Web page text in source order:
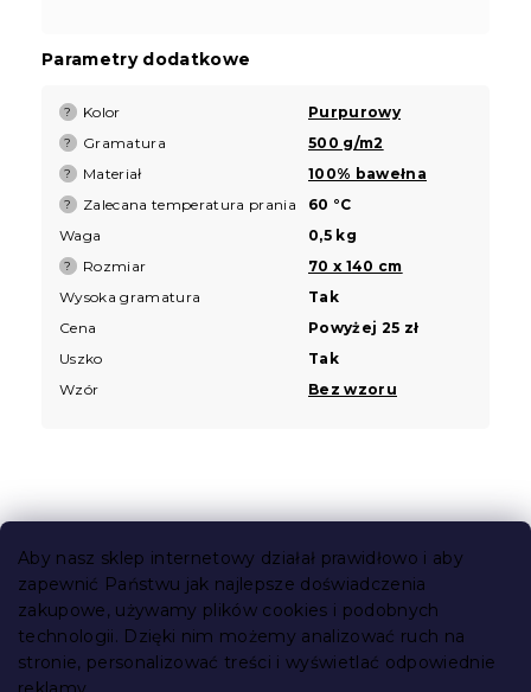
Aby nasz sklep internetowy działał prawidłowo i aby
zapewnić Państwu jak najlepsze doświadczenia
zakupowe, używamy plików cookies i podobnych
technologii. Dzięki nim możemy analizować ruch na
stronie, personalizować treści i wyświetlać odpowiednie
Parametry dodatkowe
? Kolor Purpurowy
? Gramatura 500 g/m2
? Materiał 100% bawełna
? Zalecana temperatura prania
60 °C
Waga
0,5 kg
? Rozmiar
70 x 140 cm
Wysoka gramatura
Tak
Cena
Powyżej 25 zł
Uszko
Tak
Wzór
Bez wzoru
S
Informacje dla Ciebie
Śledzenie zamówienia
Opcje dostawy